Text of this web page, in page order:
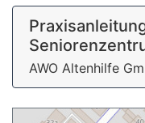
AWO Altenhilfe